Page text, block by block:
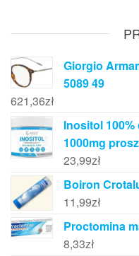
Giorgio
5089 49
621,36zł
Inositol
1000mg
23,99zł
Boiron
11,99zł
Proctomina
8,33zł